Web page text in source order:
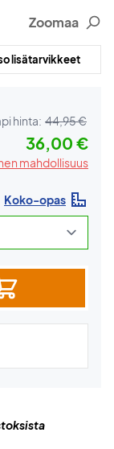
Zoomaa
lisätarvikkeet
hinta: 44,95 €
36,00 €
mahdollisuus
Koko-opas